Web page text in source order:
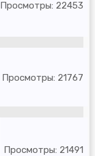
Просмотры: 22453
Просмотры: 21767
Просмотры: 21491